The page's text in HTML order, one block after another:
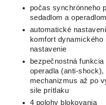
počas synchrónneho
sedadlom a operadlom
automatické
komfort dynamického
nastavenie
bezpečnostná
operadla (anti-
mechanizmus až po
sile prítlaku
4 polohy blokovania